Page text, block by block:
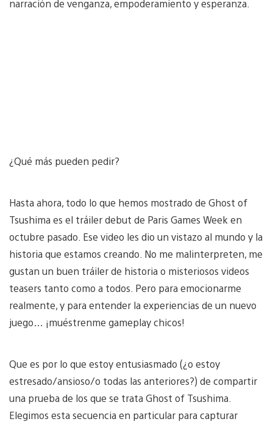
narración de venganza, empoderamiento y esperanza.
¿Qué más pueden pedir?
Hasta ahora, todo lo que hemos mostrado de Ghost of
Tsushima es el tráiler debut de Paris Games Week en
octubre pasado. Ese video les dio un vistazo al mundo y la
historia que estamos creando. No me malinterpreten, me
gustan un buen tráiler de historia o misteriosos videos
teasers tanto como a todos. Pero para emocionarme
realmente, y para entender la experiencias de un nuevo
juego… ¡muéstrenme gameplay chicos!
Que es por lo que estoy entusiasmado (¿o estoy
estresado/ansioso/o todas las anteriores?) de compartir
una prueba de los que se trata Ghost of Tsushima.
Elegimos esta secuencia en particular para capturar